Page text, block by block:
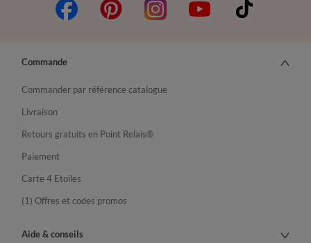
Commande
Commander par référence catalogue
Livraison
Retours gratuits en Point Relais®
Paiement
Carte 4 Etoiles
(1) Offres et codes promos
Aide & conseils